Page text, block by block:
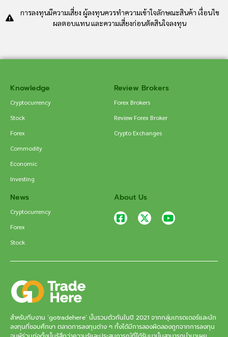
การลงทุนมีความเสี่ยง ผู้ลงทุนควรทำความเข้าใจลักษณะสินค้า เงื่อนไข
ผลตอบแทน และความเสี่ยงก่อนตัดสินใจลงทุน
Knowledge
Cryptocurrency
Stock
Forex
Commodity
Economic
Investing
Review Brokers
Forex Brokers
Review Forex Broker
Crypto Exchanges
News
Cryptocurrency
Forex
Stock
About Us
สำหรับทีมงาน ‘gotradehere’ นั้นรวมตัวกันในปี 2021 จากกลุ่มเทรดเดอร์และนัก
ลงทุนที่ชอบศึกษา ตลาดการลงทุนต่าง ๆ ทั้งได้มีการลองผิดลองถูกจากการลงทุน